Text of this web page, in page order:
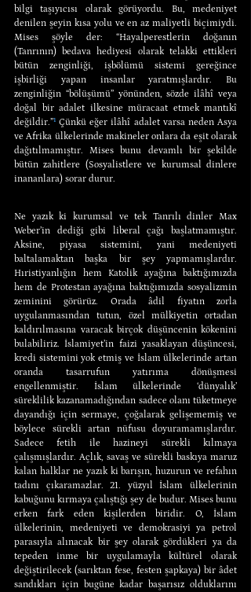
bilgi taşıyıcısı olarak görüyordu. Bu, medeniyet
denilen şeyin kısa yolu ve en az maliyetli biçimiydi.
Mises şöyle der: “Hayalperestlerin doğanın
(Tanrının) bedava hediyesi olarak telakki ettikleri
bütün zenginliği, işbölümü sistemi gereğince
işbirliği yapan insanlar yaratmışlardır. Bu
zenginliğin “bölüşümü” yönünden, sözde ilâhî veya
doğal bir adalet ilkesine müracaat etmek mantıkî
değildir.”¹ Çünkü eğer ilâhî adalet varsa neden Asya
ve Afrika ülkelerinde makineler onlara da eşit olarak
dağıtılmamıştır. Mises bunu devamlı bir şekilde
bütün zahitlere (Sosyalistlere ve kurumsal dinlere
inananlara) sorar durur.
Ne yazık ki kurumsal ve tek Tanrılı dinler Max
Weber’in dediği gibi liberal çağı başlatmamıştır.
Aksine, piyasa sistemini, yani medeniyeti
baltalamaktan başka bir şey yapmamışlardır.
Hıristiyanlığın hem Katolik ayağına baktığımızda
hem de Protestan ayağına baktığımızda sosyalizmin
zeminini görürüz. Orada âdil fiyatın zorla
uygulanmasından tutun, özel mülkiyetin ortadan
kaldırılmasına varacak birçok düşüncenin kökenini
bulabiliriz. İslamiyet’in faizi yasaklayan düşüncesi,
kredi sistemini yok etmiş ve İslam ülkelerinde artan
oranda tasarrufun yatırıma dönüşmesi
engellenmiştir. İslam ülkelerinde ‘dünyalık’
süreklilik kazanamadığından sadece olanı tüketmeye
dayandığı için sermaye, çoğalarak gelişememiş ve
böylece sürekli artan nüfusu doyuramamışlardır.
Sadece fetih ile hazineyi sürekli kılmaya
çalışmışlardır. Açlık, savaş ve sürekli baskıya maruz
kalan halklar ne yazık ki barışın, huzurun ve refahın
tadını çıkaramazlar. 21. yüzyıl İslam ülkelerinin
kabuğunu kırmaya çalıştığı şey de budur. Mises bunu
erken fark eden kişilerden biridir. O, İslam
ülkelerinin, medeniyeti ve demokrasiyi ya petrol
parasıyla alınacak bir şey olarak gördükleri ya da
tepeden inme bir uygulamayla kültürel olarak
değiştirilecek (sarıktan fese, festen şapkaya) bir âdet
sandıkları için bugüne kadar başarısız olduklarını